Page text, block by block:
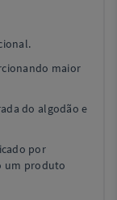
maior
do algodão e
por
um produto